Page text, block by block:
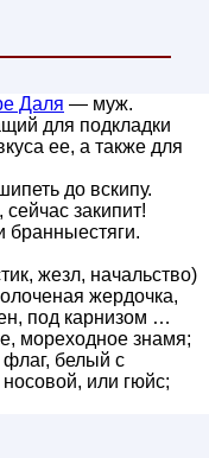
Даля — муж.
для подкладки
ее, а также для
до вскипу.
закипит!
бранныестяги.
жезл, начальство)
жердочка,
под карнизом …
мореходное знамя;
белый с
или гюйс;